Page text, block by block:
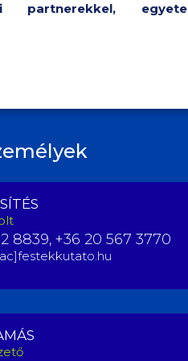
partnerekkel,
8839, +36 20 567 3770